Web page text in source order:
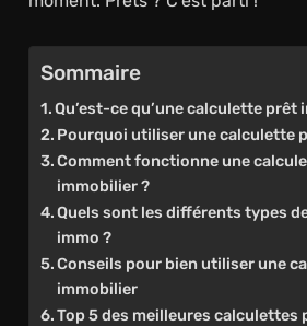
Sommaire
Qu’est-ce qu’une calculette prêt
Pourquoi utiliser une calculette
Comment fonctionne une
immobilier ?
Quels sont les différents types
immo ?
Conseils pour bien utiliser une
immobilier
Top 5 des meilleures calculettes